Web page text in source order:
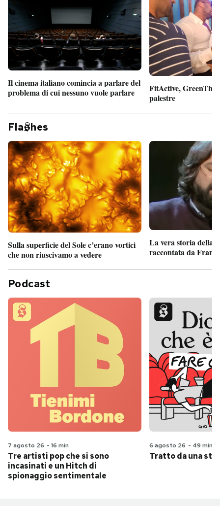
Il cinema italiano comincia a parlare del
problema di cui nessuno vuole parlare
FitActive,
palestre
Fla hes
Sulla superficie del Sole c’erano vortici
che non riuscivamo a vedere
La vera storia della
raccontata da
Podcast
7 agosto 26 - 16 min
Tre artisti pop che si sono
incasinati e un Hitch di
spionaggio sentimentale
6 agosto 26 - 49 min
Tratto da una